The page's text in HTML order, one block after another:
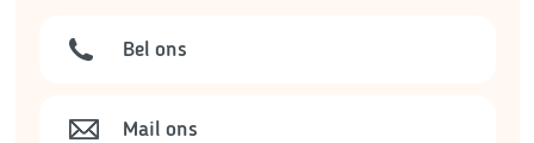
Bel ons
Mail ons